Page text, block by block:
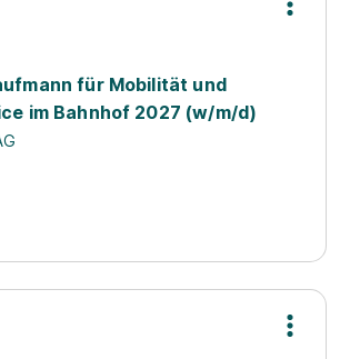
für Mobilität und
im Bahnhof 2027 (w/m/d)